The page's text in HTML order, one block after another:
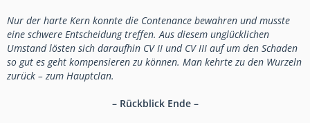
Nur der harte Kern konnte die Contenance bewahren und musste
eine schwere Entscheidung treffen. Aus diesem unglücklichen
Umstand lösten sich daraufhin CV II und CV III auf um den Schaden
so gut es geht kompensieren zu können. Man kehrte zu den Wurzeln
zurück – zum Hauptclan.
– Rückblick Ende –